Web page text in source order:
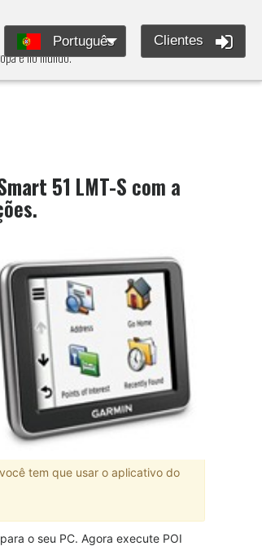
e no mundo.
Português Clientes
51 LMT-S com a
tem que usar o aplicativo do
o seu PC. Agora execute POI